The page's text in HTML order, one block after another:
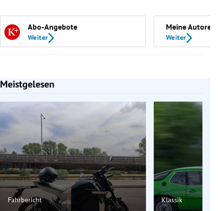
Abo-Angebote
Weiter
Meine Autoren
Weiter
Meistgelesen
Slide 1 von 7
Fahrbericht Klassik